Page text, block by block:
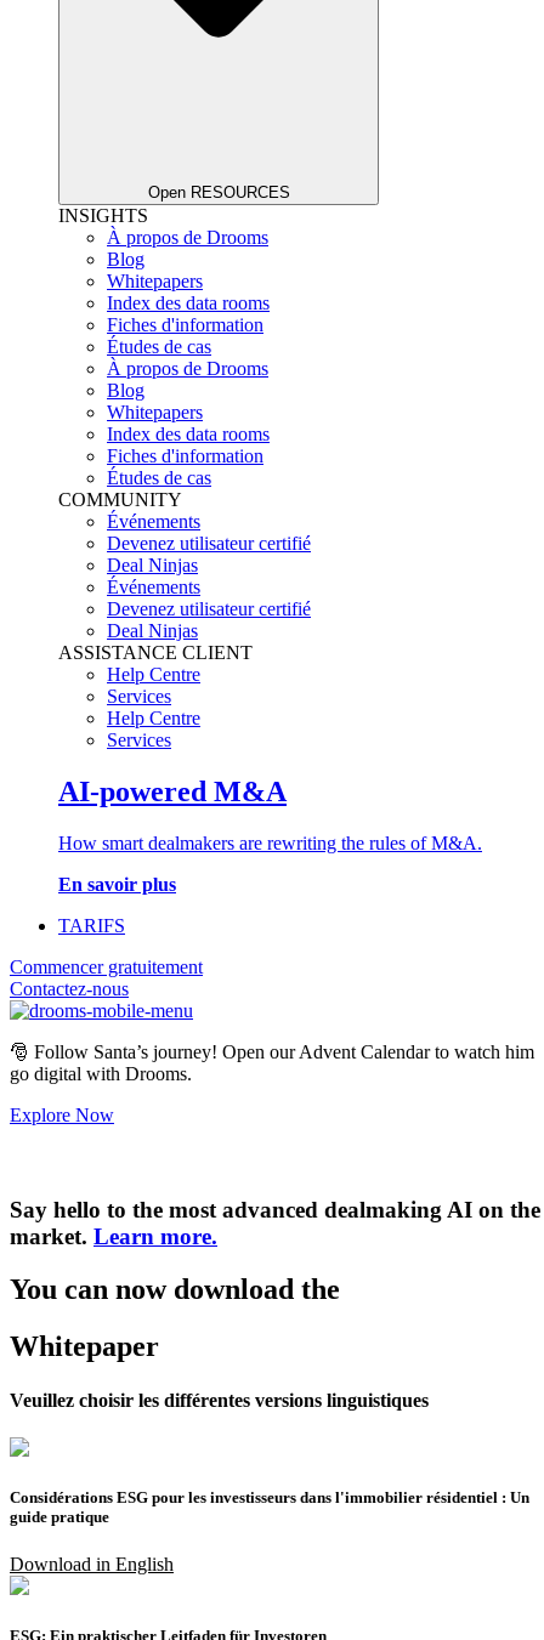
Open RESOURCES
INSIGHTS
À propos de Drooms
Blog
Whitepapers
Index des data rooms
Fiches d'information
Études de cas
À propos de Drooms
Blog
Whitepapers
Index des data rooms
Fiches d'information
Études de cas
COMMUNITY
Événements
Devenez utilisateur certifié
Deal Ninjas
Événements
Devenez utilisateur certifié
Deal Ninjas
ASSISTANCE CLIENT
Help Centre
Services
Help Centre
Services
AI-powered M&A
How smart dealmakers are rewriting the rules of M&A.
En savoir plus
TARIFS
Commencer gratuitement
Contactez-nous
🎅 Follow Santa’s journey! Open our Advent Calendar to watch him
go digital with Drooms.
Explore Now
Say hello to the most advanced dealmaking AI on the
market. Learn more.
You can now download the
Whitepaper
Veuillez choisir les différentes versions linguistiques
Considérations ESG pour les investisseurs dans l'immobilier résidentiel : Un
guide pratique
Download in English
ESG: Ein praktischer Leitfaden für Investoren